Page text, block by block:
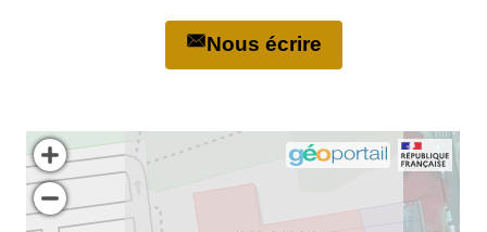
Nous écrire